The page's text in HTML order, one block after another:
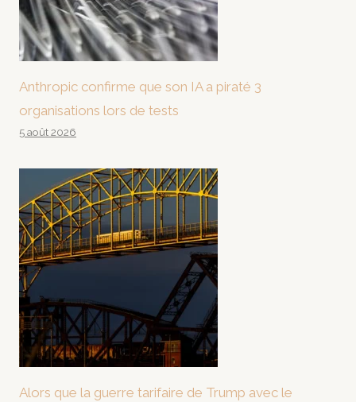
Anthropic confirme que son IA a piraté 3
organisations lors de tests
5 août 2026
Alors que la guerre tarifaire de Trump avec le